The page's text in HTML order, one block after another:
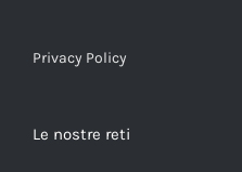
Privacy Policy
Le nostre reti